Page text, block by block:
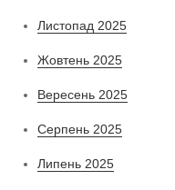
Листопад 2025
Жовтень 2025
Вересень 2025
Серпень 2025
Липень 2025